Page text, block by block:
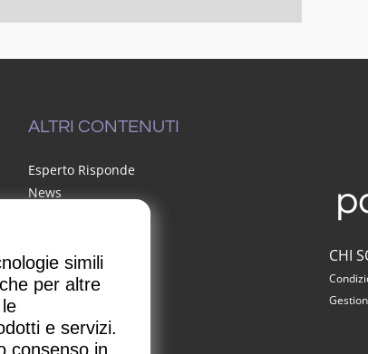
simili
per altre
e servizi.
consenso in
ALTRI CONTENUTI
Esperto Risponde
News
CHI